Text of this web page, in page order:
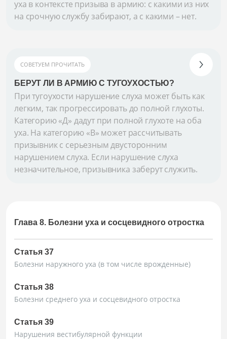
уха в контексте призыва в армию: с какими из них
на срочную службу забирают, а с какими – нет.
СОВЕТУЕМ ПРОЧИТАТЬ
БЕРУТ ЛИ В АРМИЮ С ТУГОУХОСТЬЮ?
При тугоухости нарушение слуха может быть как
легким, так прогрессировать до полной глухоты.
Категорию «Д» дадут при полной глухоте на оба
уха. На категорию «В» может рассчитывать
призывник с серьезным двусторонним
нарушением слуха. Если нарушение слуха
незначительное, призывника заберут служить.
Глава 8. Болезни уха и сосцевидного отростка
Статья 37
Болезни наружного уха (в том числе врожденные)
Статья 38
Болезни среднего уха и сосцевидного отростка
Статья 39
Нарушения вестибулярной функции